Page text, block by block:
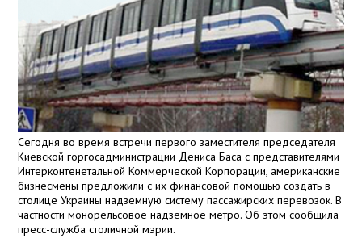
Сегодня во время встречи первого заместителя председателя
Киевской горгосадминистрации Дениса Баса с представителями
Интерконтенетальной Коммерческой Корпорации, американские
бизнесмены предложили с их финансовой помощью создать в
столице Украины надземную систему пассажирских перевозок. В
частности монорельсовое надземное метро. Об этом сообщила
пресс-служба столичной мэрии.